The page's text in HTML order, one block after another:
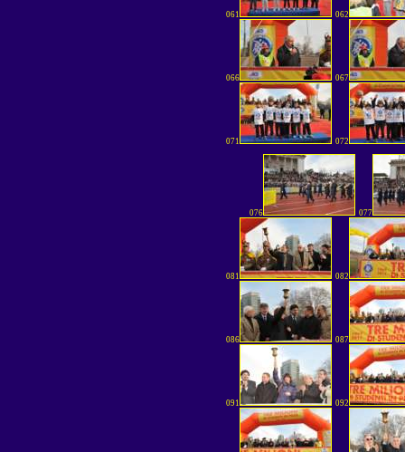
061 062
066 067
071 072
076 077
081 082
086 087
091 092